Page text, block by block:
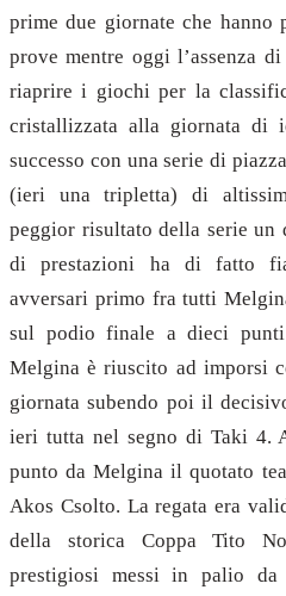
prime due giornate che hanno
prove mentre oggi l’assenza
riaprire i giochi per la
cristallizzata alla giornata
successo con una serie di
(ieri una tripletta) di
peggior risultato della serie un
di prestazioni ha di fatto
avversari primo fra tutti
sul podio finale a dieci
Melgina è riuscito ad imporsi
giornata subendo poi il
ieri tutta nel segno di Taki 4.
punto da Melgina il quotato
Akos Csolto. La regata era
della storica Coppa Tito
prestigiosi messi in palio da